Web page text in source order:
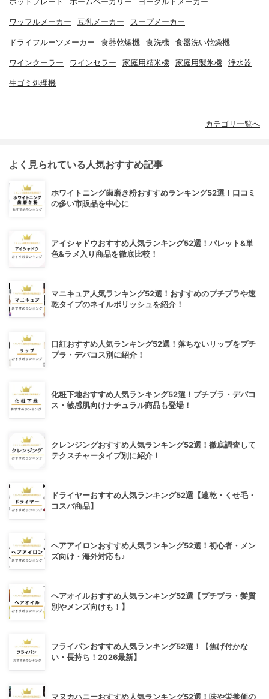
ワッフルメーカー 豆乳メーカー スープメーカー
ドライフルーツメーカー 食器乾燥機 食洗機 食器洗い乾燥機
ワインクーラー ワインセラー 家庭用精米機 家庭用製氷機 浄水器
生ゴミ処理機
カテゴリ一覧へ
よく見られている人気おすすめ記事
ホワイトニング歯磨き粉おすすめランキング52選！口コミ
の多い市販品を中心に
アイシャドウおすすめ人気ランキング52選！パレット&単
色&ラメ入り商品を徹底比較！
マニキュア人気ランキング52選！おすすめのプチプラや速
乾タイプのネイルポリッシュを紹介！
口紅おすすめ人気ランキング52選！落ちないリップをプチ
プラ・デパコス別に紹介！
化粧下地おすすめ人気ランキング52選！プチプラ・デパコ
ス・敏感肌向けナチュラル商品も登場！
クレンジングおすすめ人気ランキング52選！徹底調査して
テクスチャータイプ別に紹介！
ドライヤーおすすめ人気ランキング52選【速乾・くせ毛・
コスパ商品】
ヘアアイロンおすすめ人気ランキング52選！初心者・メン
ズ向け・海外対応も♪
ヘアオイルおすすめ人気ランキング52選【プチプラ・髪質
別やメンズ向けも！】
フライパンおすすめ人気ランキング52選！【焦げ付かな
い・長持ち！2026最新】
マヌカハニーおすすめ人気ランキング52選！味や栄養価の